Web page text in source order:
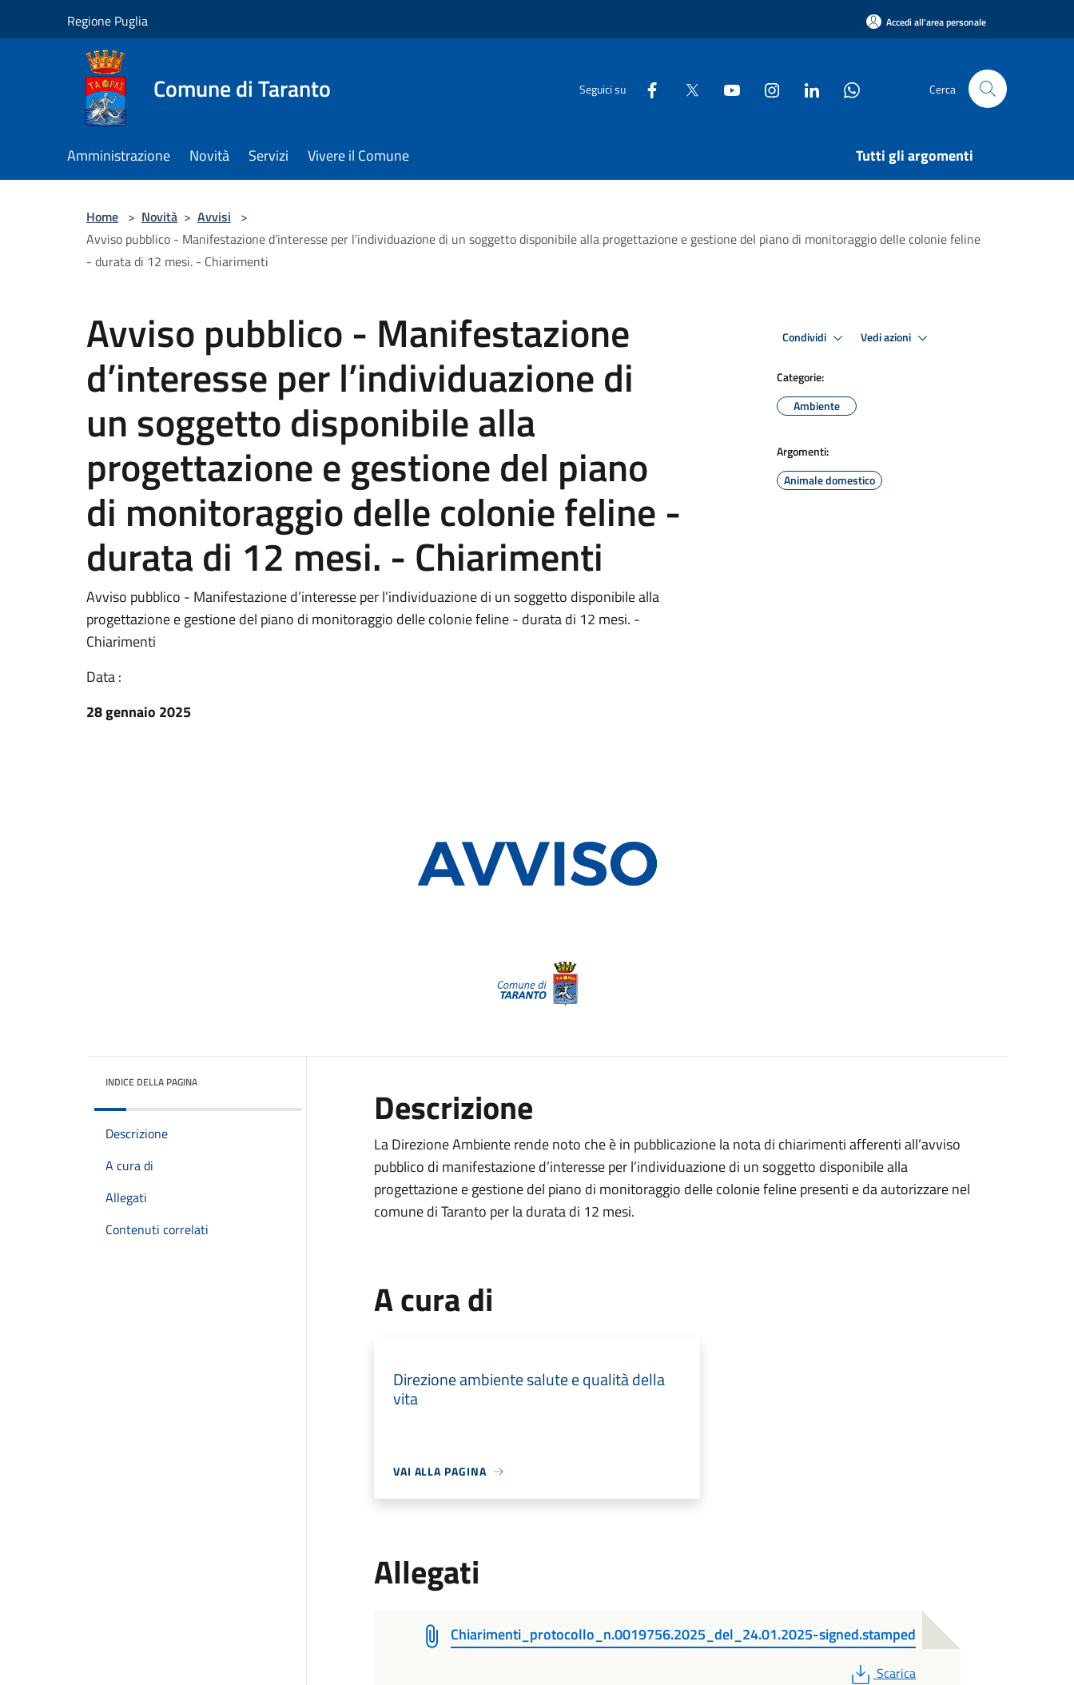
Regione Puglia Accedi all'area personale
Comune di Taranto Seguici su Cerca
Amministrazione Novità Servizi Vivere il Comune Tutti gli argomenti
Home > Novità > Avvisi >
Avviso pubblico - Manifestazione d’interesse per l’individuazione di un soggetto disponibile alla progettazione e gestione del piano di monitoraggio delle colonie feline
- durata di 12 mesi. - Chiarimenti
Avviso pubblico - Manifestazione
d’interesse per l’individuazione di
un soggetto disponibile alla
progettazione e gestione del piano
di monitoraggio delle colonie feline -
durata di 12 mesi. - Chiarimenti
Avviso pubblico - Manifestazione d’interesse per l’individuazione di un soggetto disponibile alla
progettazione e gestione del piano di monitoraggio delle colonie feline - durata di 12 mesi. -
Chiarimenti
Data :
28 gennaio 2025
Condividi Vedi azioni
Categorie:
Ambiente
Argomenti:
Animale domestico
INDICE DELLA PAGINA
Descrizione
A cura di
Allegati
Contenuti correlati
Descrizione
La Direzione Ambiente rende noto che è in pubblicazione la nota di chiarimenti afferenti all’avviso
pubblico di manifestazione d’interesse per l’individuazione di un soggetto disponibile alla
progettazione e gestione del piano di monitoraggio delle colonie feline presenti e da autorizzare nel
comune di Taranto per la durata di 12 mesi.
A cura di
Direzione ambiente salute e qualità della
vita
VAI ALLA PAGINA
Allegati
Chiarimenti_protocollo_n.0019756.2025_del_24.01.2025-signed.stamped
PDF
Scarica